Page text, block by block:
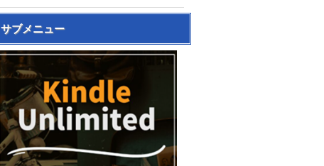
サブメニュー